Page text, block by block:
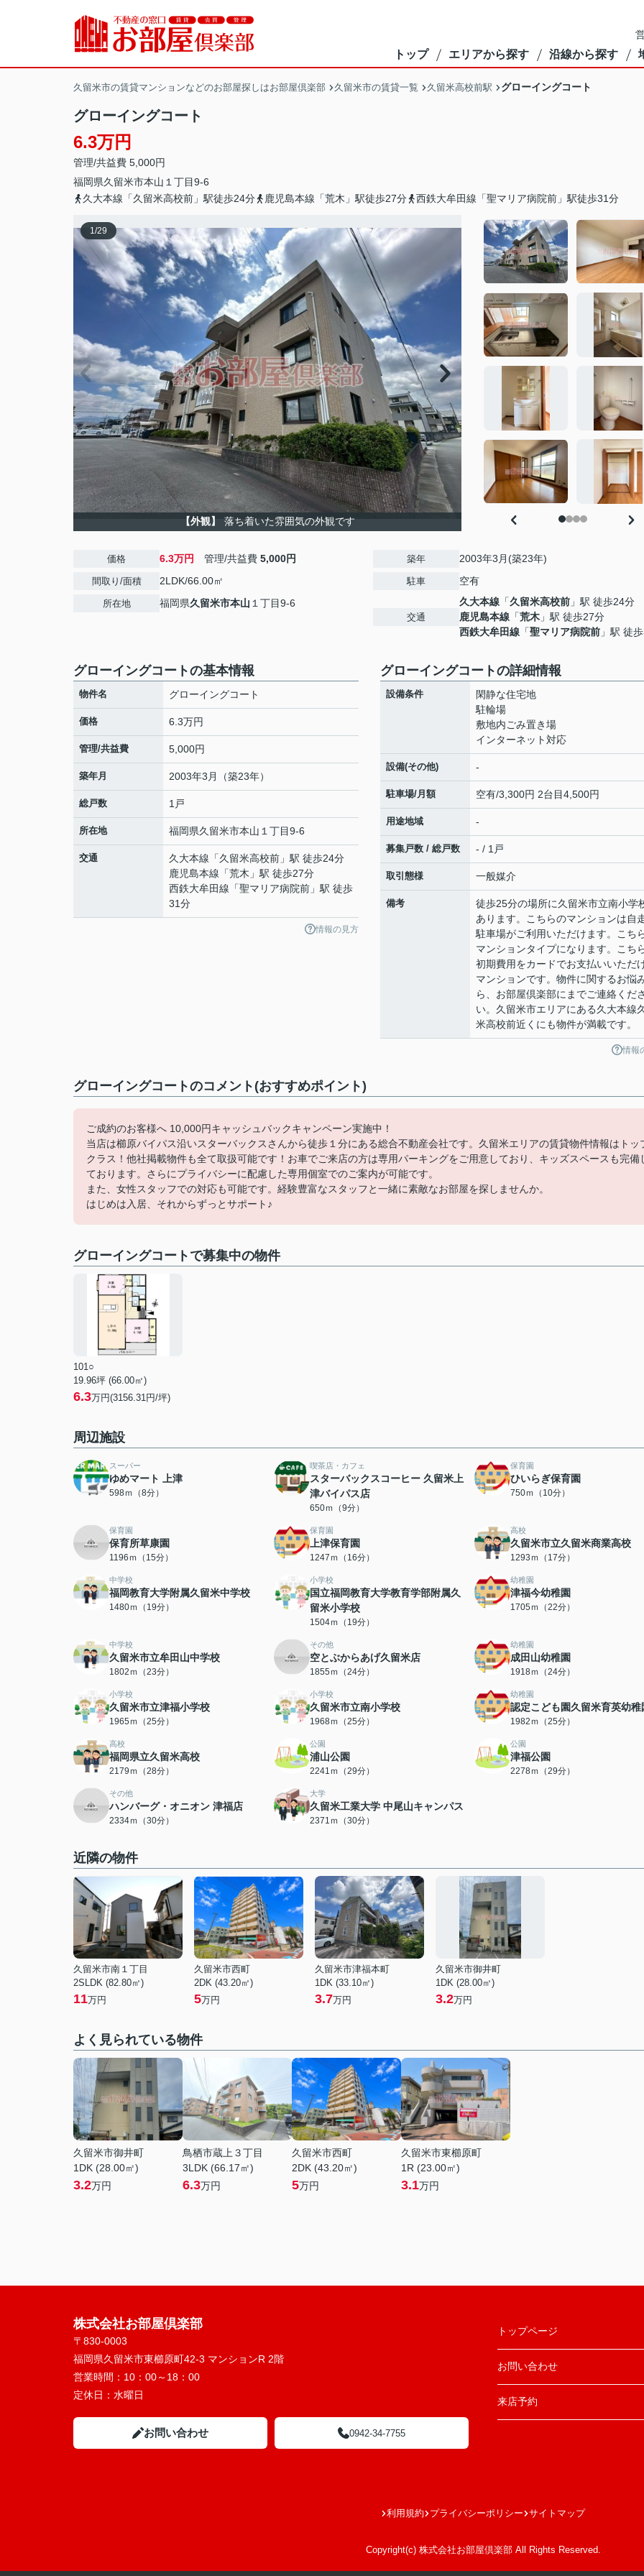
トップ エリアから探す 沿線から探す
久留米市の賃貸マンションなどのお部屋探しはお部屋倶楽部 久留米市の賃貸一覧 久留米高校前駅 グローイングコート
グローイングコート
6.3万円
管理/共益費 5,000円
福岡県久留米市本山 １丁目9-6
久大本線「久留米高校前」駅徒歩24分
鹿児島本線「荒木」駅徒歩27分 西鉄大牟田線「聖マリア病院前」駅徒歩31分
1/29
【外観】 落ち着いた雰囲気の外観です
価格 6.3万円 管理/共益費 5,000円
間取り/面積 2LDK/66.00㎡
所在地 福岡県久留米市本山 １丁目9-6
築年 2003年3月(築23年)
駐車 空有
交通
久大本線 「久留米高校前 」駅 徒歩24分
鹿児島本線 「荒木 」駅 徒歩27分
西鉄大牟田線 「聖マリア病院前 」駅 徒
グローイングコートの基本情報
物件名 グローイングコート
価格 6.3万円
管理/共益費 5,000円
築年月 2003年3月（築23年）
総戸数 1戸
所在地 福岡県久留米市本山 １丁目9-6
交通 久大本線 「久留米高校前 」駅 徒歩24分
鹿児島本線 「荒木 」駅 徒歩27分
西鉄大牟田線 「聖マリア病院前 」駅 徒歩
31分
情報の見方
グローイングコートの詳細情報
設備条件
閑静な住宅地
駐輪場
敷地内ごみ置き場
インターネット対応
設備(その他) -
駐車場/月額 空有/3,300円 2台目4,500円
用途地域 -
募集戸数 / 総戸数 - / 1戸
取引態様 一般媒介
備考
徒歩25分の場所に久留米市立南小学
あります。こちらのマンションは自
駐車場がご利用いただけます。こち
マンションタイプになります。こち
初期費用をカードでお支払いいただ
マンションです。物件に関するお悩
ら、お部屋倶楽部にまでご連絡くだ
い。久留米市エリアにある久大本線
米高校前近くにも物件が満載です。
情報
グローイングコートのコメント(おすすめポイント)
ご成約のお客様へ 10,000円キャッシュバックキャンペーン実施中！
当店は櫛原バイパス沿いスターバックスさんから徒歩１分にある総合不動産会社です。久留米エリアの賃貸物件情報はトッ
クラス！他社掲載物件も全て取扱可能です！お車でご来店の方は専用パーキングをご用意しており、キッズスペースも完備
ております。さらにプライバシーに配慮した専用個室でのご案内が可能です。
また、女性スタッフでの対応も可能です。経験豊富なスタッフと一緒に素敵なお部屋を探しませんか。
はじめは入居、それからずっとサポート♪
グローイングコートで募集中の物件
101○
19.96坪 (66.00㎡)
6.3万円(3156.31円/坪)
周辺施設
スーパー
ゆめマート 上津
598ｍ（8分）
喫茶店・カフェ
スターバックスコーヒー 久留米上
津バイパス店
650ｍ（9分）
保育園
ひいらぎ保育園
750ｍ（10分）
保育園
保育所草康園
1196ｍ（15分）
保育園
上津保育園
1247ｍ（16分）
高校
久留米市立久留米商業高校
1293ｍ（17分）
中学校
福岡教育大学附属久留米中学校
1480ｍ（19分）
小学校
国立福岡教育大学教育学部附属久
留米小学校
1504ｍ（19分）
幼稚園
津福今幼稚園
1705ｍ（22分）
中学校
久留米市立牟田山中学校
1802ｍ（23分）
その他
空とぶからあげ久留米店
1855ｍ（24分）
幼稚園
成田山幼稚園
1918ｍ（24分）
小学校
久留米市立津福小学校
1965ｍ（25分）
小学校
久留米市立南小学校
1968ｍ（25分）
幼稚園
認定こども園久留米育英幼稚
1982ｍ（25分）
高校
福岡県立久留米高校
2179ｍ（28分）
公園
浦山公園
2241ｍ（29分）
公園
津福公園
2278ｍ（29分）
その他
ハンバーグ・オニオン 津福店
2334ｍ（30分）
大学
久留米工業大学 中尾山キャンパス
2371ｍ（30分）
近隣の物件
久留米市南１丁目
2SLDK (82.80㎡)
11万円
久留米市西町
2DK (43.20㎡)
5万円
久留米市津福本町
1DK (33.10㎡)
3.7万円
久留米市御井町
1DK (28.00㎡)
3.2万円
よく見られている物件
久留米市御井町
1DK (28.00㎡)
3.2万円
鳥栖市蔵上３丁目
3LDK (66.17㎡)
6.3万円
久留米市西町
2DK (43.20㎡)
5万円
久留米市東櫛原町
1R (23.00㎡)
3.1万円
株式会社お部屋倶楽部
〒830-0003
福岡県久留米市東櫛原町42-3 マンションR 2階
営業時間： 10：00～18：00
定休日： 水曜日
お問い合わせ 0942-34-7755
トップページ
お問い合わせ
来店予約
利用規約 プライバシーポリシー サイトマップ
Copyright(c) 株式会社お部屋倶楽部 All Rights Reserved.